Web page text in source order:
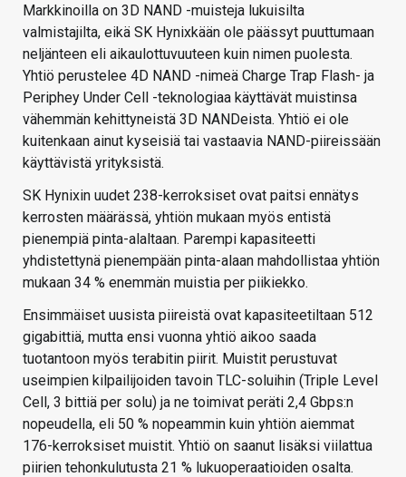
Markkinoilla on 3D NAND -muisteja lukuisilta
valmistajilta, eikä SK Hynixkään ole päässyt puuttumaan
neljänteen eli aikaulottuvuuteen kuin nimen puolesta.
Yhtiö perustelee 4D NAND -nimeä Charge Trap Flash- ja
Periphey Under Cell -teknologiaa käyttävät muistinsa
vähemmän kehittyneistä 3D NANDeista. Yhtiö ei ole
kuitenkaan ainut kyseisiä tai vastaavia NAND-piireissään
käyttävistä yrityksistä.
SK Hynixin uudet 238-kerroksiset ovat paitsi ennätys
kerrosten määrässä, yhtiön mukaan myös entistä
pienempiä pinta-alaltaan. Parempi kapasiteetti
yhdistettynä pienempään pinta-alaan mahdollistaa yhtiön
mukaan 34 % enemmän muistia per piikiekko.
Ensimmäiset uusista piireistä ovat kapasiteetiltaan 512
gigabittiä, mutta ensi vuonna yhtiö aikoo saada
tuotantoon myös terabitin piirit. Muistit perustuvat
useimpien kilpailijoiden tavoin TLC-soluihin (Triple Level
Cell, 3 bittiä per solu) ja ne toimivat peräti 2,4 Gbps:n
nopeudella, eli 50 % nopeammin kuin yhtiön aiemmat
176-kerroksiset muistit. Yhtiö on saanut lisäksi viilattua
piirien tehonkulutusta 21 % lukuoperaatioiden osalta.